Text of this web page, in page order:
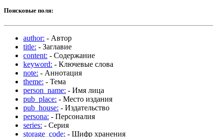
Поисковые поля:
author: - Автор
title: - Заглавие
content: - Содержание
keyword: - Ключевые слова
note: - Аннотация
theme: - Тема
person_name: - Имя лица
pub_place: - Место издания
pub_house: - Издательство
persona: - Персоналия
series: - Серия
storage_code: - Шифр хранения